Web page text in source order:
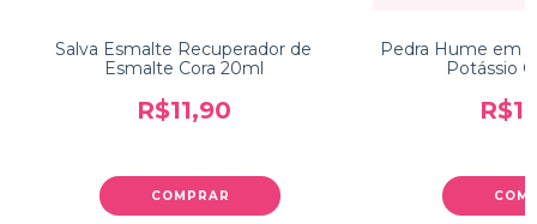
Salva Esmalte Recuperador de
Esmalte Cora 20ml
R$11,90
COMPRAR
Pedra Hume em
Potássio